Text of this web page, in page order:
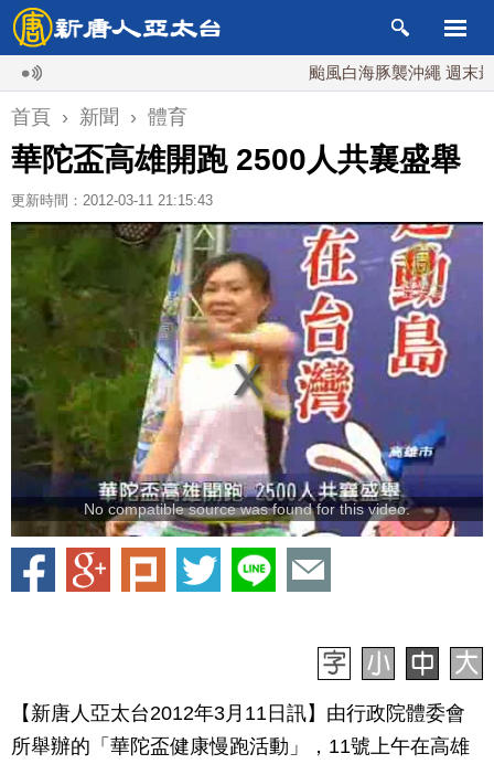
颱風白海豚襲沖繩 週末最近台
首頁 › 新聞 › 體育
華陀盃高雄開跑 2500人共襄盛舉
更新時間：2012-03-11 21:15:43
No compatible source was found for this video.
【新唐人亞太台2012年3月11日訊】由行政院體委會
所舉辦的「華陀盃健康慢跑活動」，11號上午在高雄